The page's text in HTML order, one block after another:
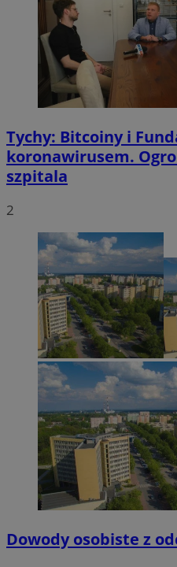
Tychy: Bitcoiny i
koronawirusem.
szpitala
2
Dowody osobiste z